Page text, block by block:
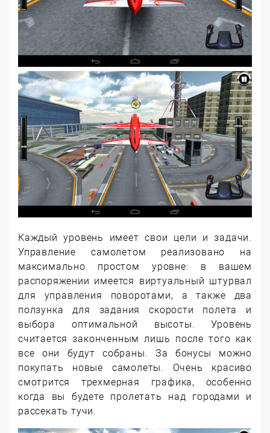
Каждый уровень имеет свои цели и задачи.
Управление самолетом реализовано на
максимально простом уровне: в вашем
распоряжении имеется виртуальный штурвал
для управления поворотами, а также два
ползунка для задания скорости полета и
выбора оптимальной высоты. Уровень
считается законченным лишь после того как
все они будут собраны. За бонусы можно
покупать новые самолеты. Очень красиво
смотрится трехмерная графика, особенно
когда вы будете пролетать над городами и
рассекать тучи.